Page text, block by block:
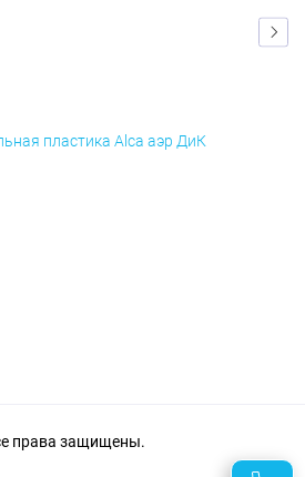
пластика Alca аэр ДиК
права защищены.